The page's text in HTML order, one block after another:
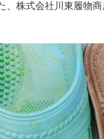
株式会社川東履物